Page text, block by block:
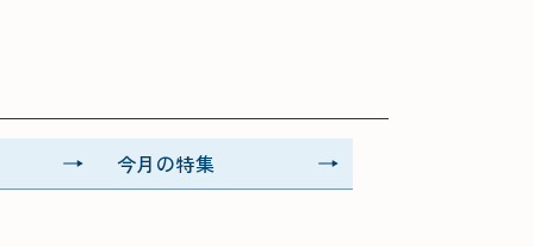
今月の特集